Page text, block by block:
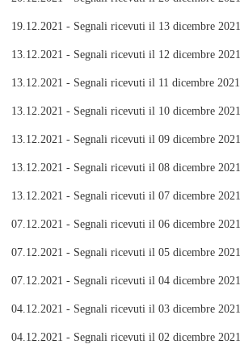
19.12.2021 - Segnali ricevuti il 13 dicembre 2021
13.12.2021 - Segnali ricevuti il 12 dicembre 2021
13.12.2021 - Segnali ricevuti il 11 dicembre 2021
13.12.2021 - Segnali ricevuti il 10 dicembre 2021
13.12.2021 - Segnali ricevuti il 09 dicembre 2021
13.12.2021 - Segnali ricevuti il 08 dicembre 2021
13.12.2021 - Segnali ricevuti il 07 dicembre 2021
07.12.2021 - Segnali ricevuti il 06 dicembre 2021
07.12.2021 - Segnali ricevuti il 05 dicembre 2021
07.12.2021 - Segnali ricevuti il 04 dicembre 2021
04.12.2021 - Segnali ricevuti il 03 dicembre 2021
04.12.2021 - Segnali ricevuti il 02 dicembre 2021